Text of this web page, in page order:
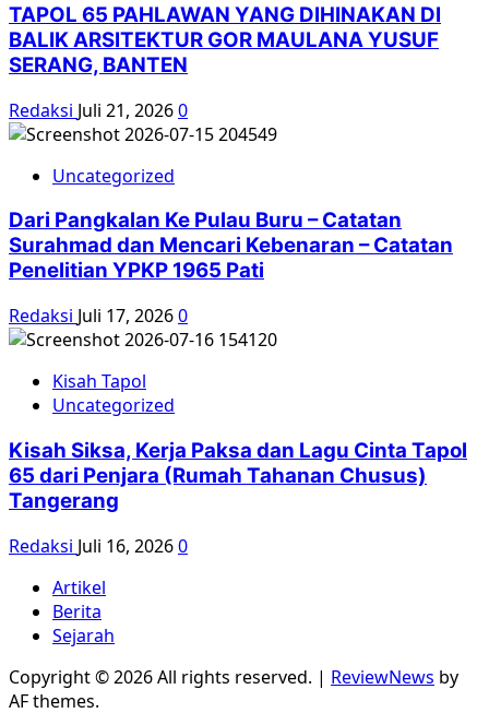
TAPOL 65 PAHLAWAN YANG DIHINAKAN DI
BALIK ARSITEKTUR GOR MAULANA YUSUF
SERANG, BANTEN
Redaksi Juli 21, 20260
Uncategorized
Dari Pangkalan Ke Pulau Buru – Catatan
Surahmad dan Mencari Kebenaran – Catatan
Penelitian YPKP 1965 Pati
Redaksi Juli 17, 20260
Kisah Tapol
Uncategorized
Kisah Siksa, Kerja Paksa dan Lagu Cinta Tapol
65 dari Penjara (Rumah Tahanan Chusus)
Tangerang
Redaksi Juli 16, 20260
Artikel
Berita
Sejarah
Copyright © 2026 All rights reserved. | ReviewNews by
AF themes.